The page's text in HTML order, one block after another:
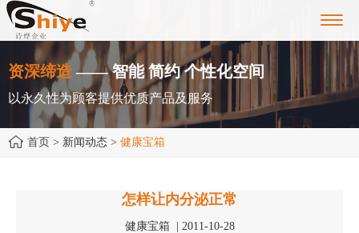
资深缔造 —— 智能 简约 个性化空间
以永久性为顾客提供优质产品及服务
首页 > 新闻动态 > 健康宝箱
怎样让内分泌正常
健康宝箱 | 2011-10-28